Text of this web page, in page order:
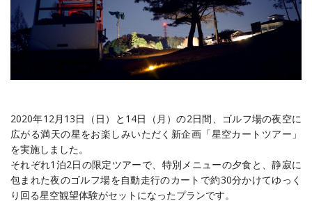
2020年12月13日（日）と14日（月）の2日間、ゴルフ場の夜空に
広がる満天の星をお楽しみいただく新企画「星空カートツアー」
を実施しました。
それぞれ1泊2日の限定ツアーで、特別メニューの夕食と、静寂に
包まれた夜のゴルフ場を自動走行のカートで約30分かけてゆっく
り回る星空観望体験がセットになったプランです。